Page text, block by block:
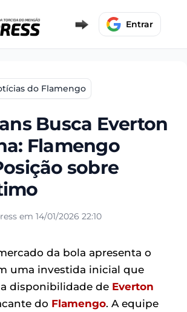
Entrar
do Flamengo
Busca Everton
Flamengo
sobre
em 14/01/2026 22:10
da bola apresenta o
uma investida inicial que
disponibilidade de Everton
do Flamengo. A equipe